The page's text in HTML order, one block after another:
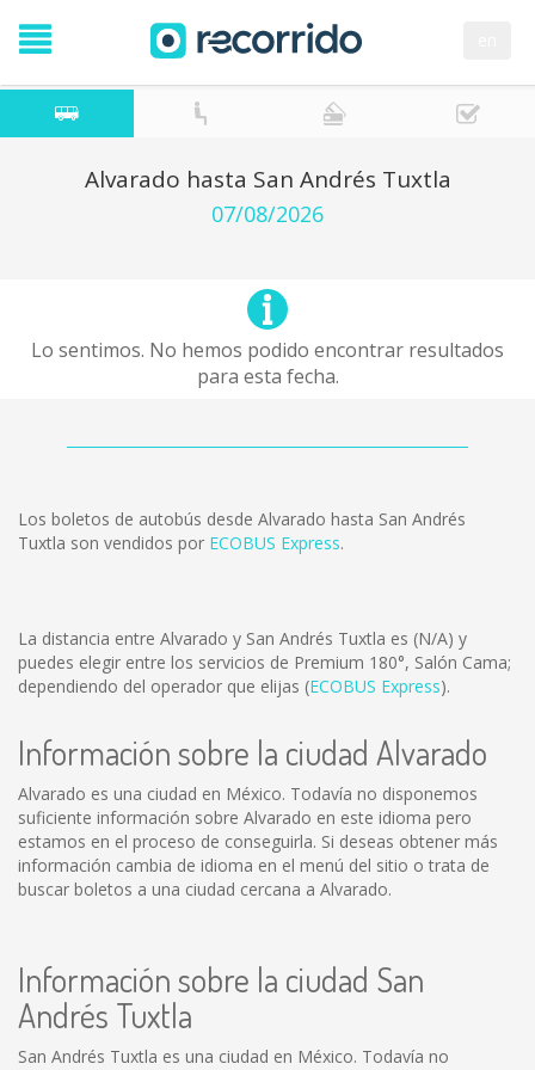
Alvarado hasta San Andrés Tuxtla
07/08/2026
Lo sentimos. No hemos podido encontrar resultados
para esta fecha.
Los boletos de autobús desde Alvarado hasta San Andrés
Tuxtla son vendidos por ECOBUS Express.
La distancia entre Alvarado y San Andrés Tuxtla es (N/A) y
puedes elegir entre los servicios de Premium 180°, Salón Cama;
dependiendo del operador que elijas (ECOBUS Express).
Información sobre la ciudad Alvarado
Alvarado es una ciudad en México. Todavía no disponemos
suficiente información sobre Alvarado en este idioma pero
estamos en el proceso de conseguirla. Si deseas obtener más
información cambia de idioma en el menú del sitio o trata de
buscar boletos a una ciudad cercana a Alvarado.
Información sobre la ciudad San
Andrés Tuxtla
San Andrés Tuxtla es una ciudad en México. Todavía no